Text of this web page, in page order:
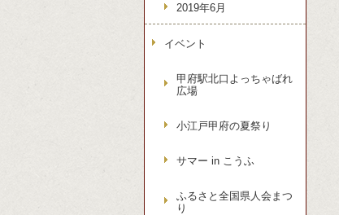
2019年6月
イベント
甲府駅北口よっちゃばれ
広場
小江戸甲府の夏祭り
サマー in こうふ
ふるさと全国県人会まつ
り